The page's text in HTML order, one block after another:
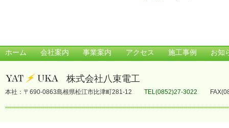
ホーム 会社案内 事業案内 アクセス 施工事例 お知
株式会社八束電工
本社：〒690-0863島根県松江市比津町281-12 TEL(0852)27-3022